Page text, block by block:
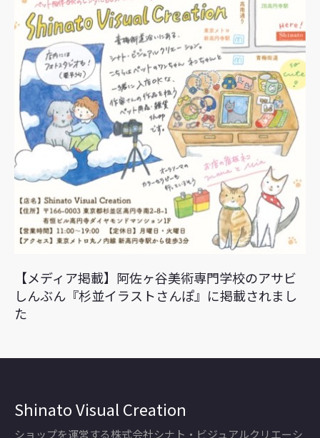
【メディア掲載】阿佐ヶ谷美術専門学校のアサビ
しんぶん『杉並イラストさんぽ』に掲載されまし
た
Shinato Visual Creation
ショップを運営する株式会社シナト・ビジュアルクリエーシ